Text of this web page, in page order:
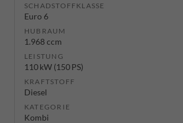
SCHADSTOFFKLASSE
Euro 6
HUBRAUM
1.968 ccm
LEISTUNG
110 kW (150 PS)
KRAFTSTOFF
Diesel
KATEGORIE
Kombi